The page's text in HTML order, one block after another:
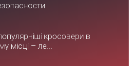
кросовери в
місці – ле...